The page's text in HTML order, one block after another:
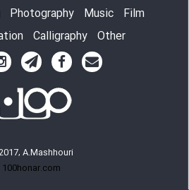
Photography Music
Film
Calligraphy Other
A.Mashhouri
100honar.com